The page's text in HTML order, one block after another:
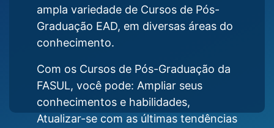
ampla variedade de Cursos de Pós-
Graduação EAD, em diversas áreas do
conhecimento.
Com os Cursos de Pós-Graduação da
FASUL, você pode: Ampliar seus
conhecimentos e habilidades,
Atualizar-se com as últimas tendências